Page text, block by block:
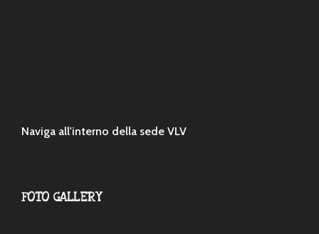
Naviga all'interno della sede VLV
FOTO GALLERY